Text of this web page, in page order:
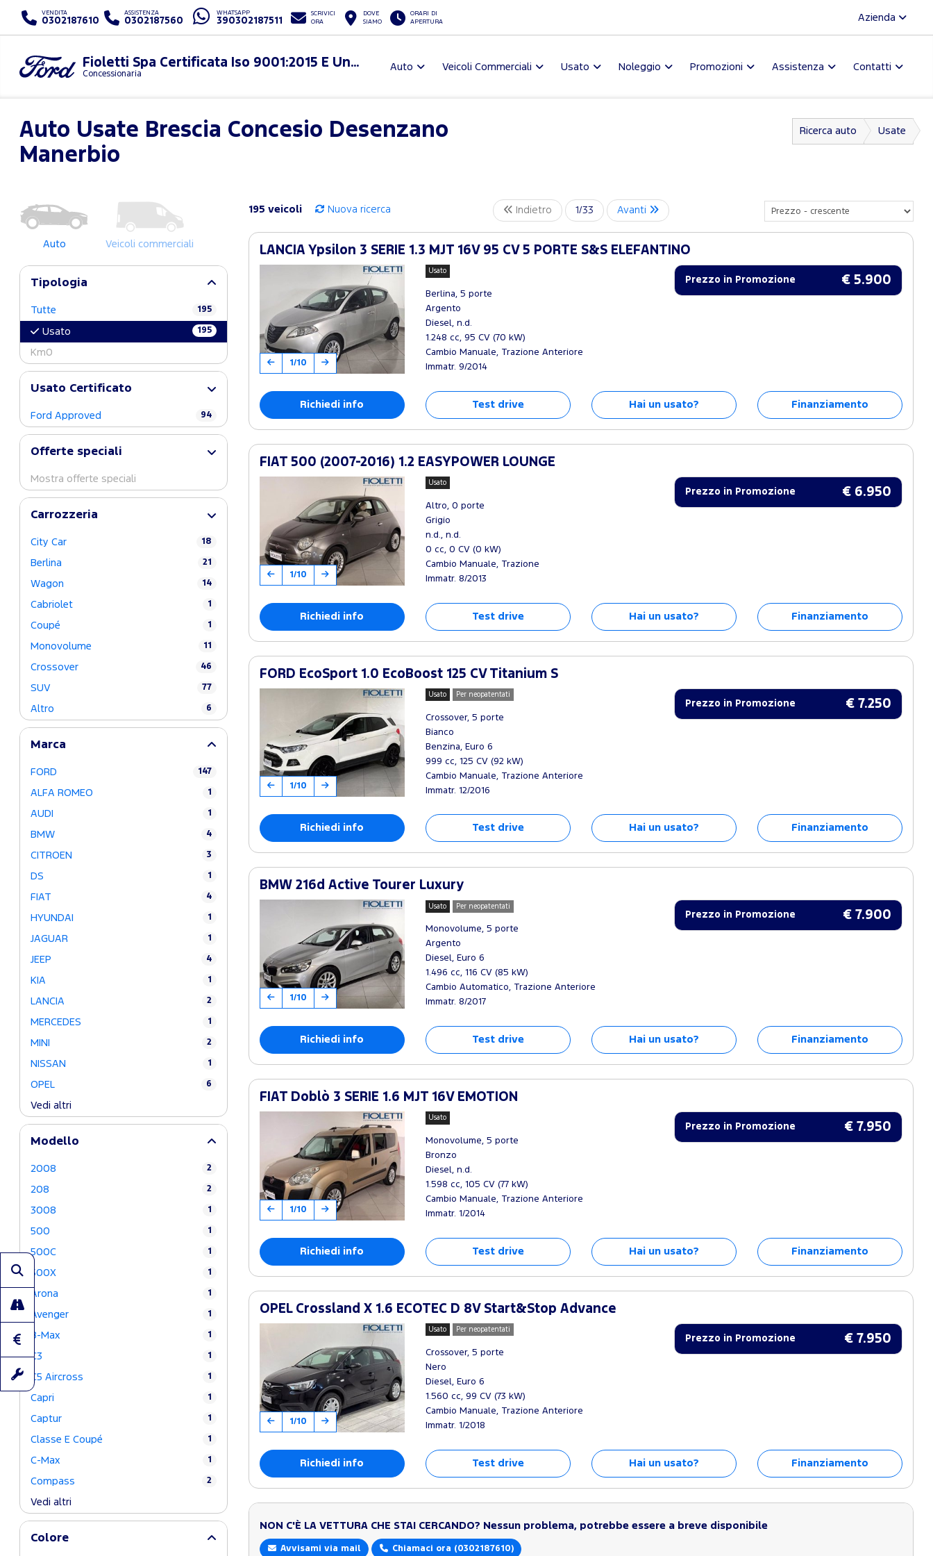
VENDITA
0302187610
ASSISTENZA
0302187560
WHATSAPP
390302187511
SCRIVICI
ORA
DOVE
SIAMO
ORARI DI
APERTURA
Azienda
Fioletti Spa Certificata Iso 9001:2015 E Uni Pdr 125:2022
Concessionaria
Auto Veicoli Commerciali Usato Noleggio Promozioni Assistenza Contatti
Auto Usate Brescia Concesio Desenzano
Manerbio
Ricerca auto Usate
Auto Veicoli commerciali
Tipologia
Tutte 195
Usato 195
Km0
Usato Certificato
Ford Approved 94
Offerte speciali
Mostra offerte speciali
Carrozzeria
City Car 18
Berlina 21
Wagon 14
Cabriolet 1
Coupé 1
Monovolume 11
Crossover 46
SUV 77
Altro 6
Marca
FORD 147
ALFA ROMEO 1
AUDI 1
BMW 4
CITROEN 3
DS 1
FIAT 4
HYUNDAI 1
JAGUAR 1
JEEP 4
KIA 1
LANCIA 2
MERCEDES 1
MINI 2
NISSAN 1
OPEL 6
Vedi altri
Modello
2008 2
208 2
3008 1
500 1
500C 1
500X 1
Arona 1
Avenger 1
B-Max 1
C3 1
C5 Aircross 1
Capri 1
Captur 1
Classe E Coupé 1
C-Max 1
Compass 2
Vedi altri
Colore
195 veicoli Nuova ricerca Indietro 1/33 Avanti
LANCIA Ypsilon 3 SERIE 1.3 MJT 16V 95 CV 5 PORTE S&S ELEFANTINO
1/10
Usato
Berlina, 5 porte
Argento
Diesel, n.d.
1.248 cc, 95 CV (70 kW)
Cambio Manuale, Trazione Anteriore
Immatr. 9/2014
Prezzo in Promozione € 5.900
Richiedi info Test drive Hai un usato? Finanziamento
FIAT 500 (2007-2016) 1.2 EASYPOWER LOUNGE
1/10
Usato
Altro, 0 porte
Grigio
n.d., n.d.
0 cc, 0 CV (0 kW)
Cambio Manuale, Trazione
Immatr. 8/2013
Prezzo in Promozione € 6.950
Richiedi info Test drive Hai un usato? Finanziamento
FORD EcoSport 1.0 EcoBoost 125 CV Titanium S
1/10
Usato Per neopatentati
Crossover, 5 porte
Bianco
Benzina, Euro 6
999 cc, 125 CV (92 kW)
Cambio Manuale, Trazione Anteriore
Immatr. 12/2016
Prezzo in Promozione € 7.250
Richiedi info Test drive Hai un usato? Finanziamento
BMW 216d Active Tourer Luxury
1/10
Usato Per neopatentati
Monovolume, 5 porte
Argento
Diesel, Euro 6
1.496 cc, 116 CV (85 kW)
Cambio Automatico, Trazione Anteriore
Immatr. 8/2017
Prezzo in Promozione € 7.900
Richiedi info Test drive Hai un usato? Finanziamento
FIAT Doblò 3 SERIE 1.6 MJT 16V EMOTION
1/10
Usato
Monovolume, 5 porte
Bronzo
Diesel, n.d.
1.598 cc, 105 CV (77 kW)
Cambio Manuale, Trazione Anteriore
Immatr. 1/2014
Prezzo in Promozione € 7.950
Richiedi info Test drive Hai un usato? Finanziamento
OPEL Crossland X 1.6 ECOTEC D 8V Start&Stop Advance
1/10
Usato Per neopatentati
Crossover, 5 porte
Nero
Diesel, Euro 6
1.560 cc, 99 CV (73 kW)
Cambio Manuale, Trazione Anteriore
Immatr. 1/2018
Prezzo in Promozione € 7.950
Richiedi info Test drive Hai un usato? Finanziamento
NON C'È LA VETTURA CHE STAI CERCANDO? Nessun problema, potrebbe essere a breve disponibile
Avvisami via mail Chiamaci ora (0302187610)